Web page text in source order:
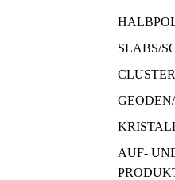
SLABS/
CLUSTER
AUF-